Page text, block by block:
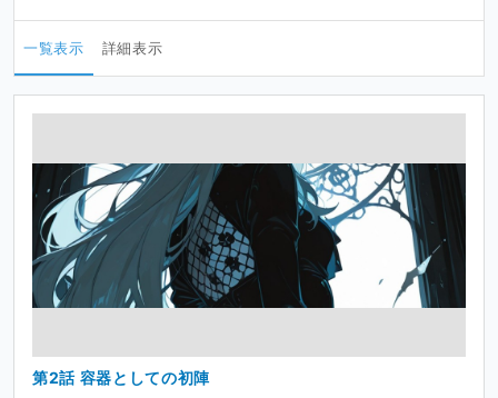
一覧表示 詳細表示
第2話 容器としての初陣